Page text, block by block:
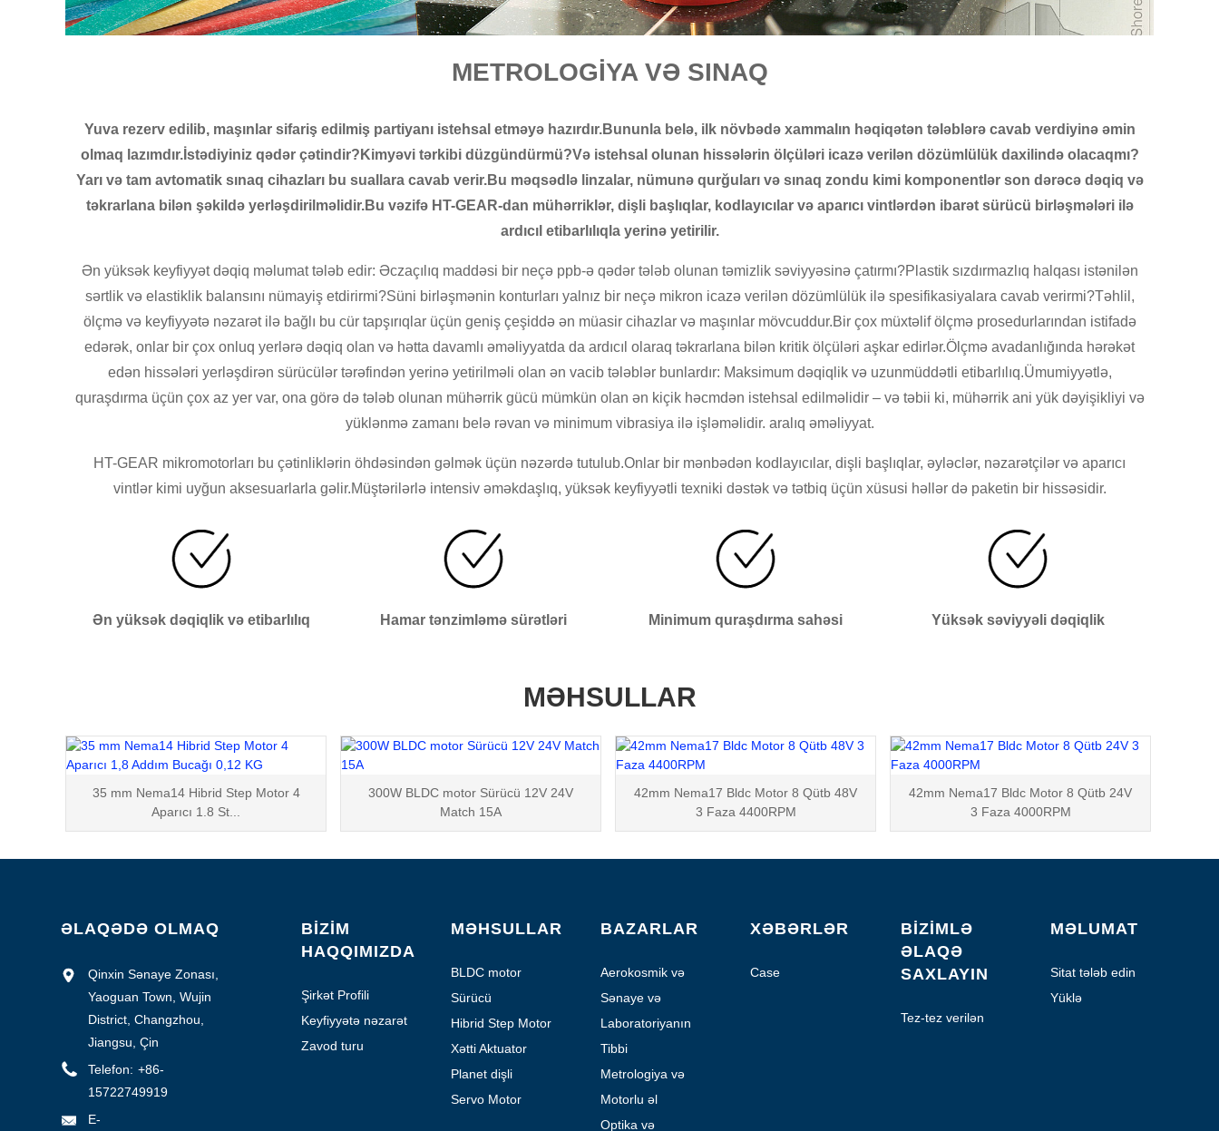
METROLOGİYA VƏ SINAQ
Yuva rezerv edilib, maşınlar sifariş edilmiş partiyanı istehsal etməyə hazırdır.Bununla belə, ilk növbədə xammalın həqiqətən tələblərə cavab verdiyinə əmin
olmaq lazımdır.İstədiyiniz qədər çətindir?Kimyəvi tərkibi düzgündürmü?Və istehsal olunan hissələrin ölçüləri icazə verilən dözümlülük daxilində olacaqmı?
Yarı və tam avtomatik sınaq cihazları bu suallara cavab verir.Bu məqsədlə linzalar, nümunə qurğuları və sınaq zondu kimi komponentlər son dərəcə dəqiq və
təkrarlana bilən şəkildə yerləşdirilməlidir.Bu vəzifə HT-GEAR-dan mühərriklər, dişli başlıqlar, kodlayıcılar və aparıcı vintlərdən ibarət sürücü birləşmələri ilə
ardıcıl etibarlılıqla yerinə yetirilir.
Ən yüksək keyfiyyət dəqiq məlumat tələb edir: Əczaçılıq maddəsi bir neçə ppb-ə qədər tələb olunan təmizlik səviyyəsinə çatırmı?Plastik sızdırmazlıq halqası istənilən
sərtlik və elastiklik balansını nümayiş etdirirmi?Süni birləşmənin konturları yalnız bir neçə mikron icazə verilən dözümlülük ilə spesifikasiyalara cavab verirmi?Təhlil,
ölçmə və keyfiyyətə nəzarət ilə bağlı bu cür tapşırıqlar üçün geniş çeşiddə ən müasir cihazlar və maşınlar mövcuddur.Bir çox müxtəlif ölçmə prosedurlarından istifadə
edərək, onlar bir çox onluq yerlərə dəqiq olan və hətta davamlı əməliyyatda da ardıcıl olaraq təkrarlana bilən kritik ölçüləri aşkar edirlər.Ölçmə avadanlığında hərəkət
edən hissələri yerləşdirən sürücülər tərəfindən yerinə yetirilməli olan ən vacib tələblər bunlardır: Maksimum dəqiqlik və uzunmüddətli etibarlılıq.Ümumiyyətlə,
quraşdırma üçün çox az yer var, ona görə də tələb olunan mühərrik gücü mümkün olan ən kiçik həcmdən istehsal edilməlidir – və təbii ki, mühərrik ani yük dəyişikliyi və
yüklənmə zamanı belə rəvan və minimum vibrasiya ilə işləməlidir. aralıq əməliyyat.
HT-GEAR mikromotorları bu çətinliklərin öhdəsindən gəlmək üçün nəzərdə tutulub.Onlar bir mənbədən kodlayıcılar, dişli başlıqlar, əyləclər, nəzarətçilər və aparıcı
vintlər kimi uyğun aksesuarlarla gəlir.Müştərilərlə intensiv əməkdaşlıq, yüksək keyfiyyətli texniki dəstək və tətbiq üçün xüsusi həllər də paketin bir hissəsidir.
Ən yüksək dəqiqlik və etibarlılıq Hamar tənzimləmə sürətləri Minimum quraşdırma sahəsi Yüksək səviyyəli dəqiqlik
MƏHSULLAR
35 mm Nema14 Hibrid Step Motor 4
Aparıcı 1.8 St...
300W BLDC motor Sürücü 12V 24V
Match 15A
42mm Nema17 Bldc Motor 8 Qütb 48V
3 Faza 4400RPM
42mm Nema17 Bldc Motor 8 Qütb 24V
3 Faza 4000RPM
ƏLAQƏDƏ OLMAQ
Qinxin Sənaye Zonası,
Yaoguan Town, Wujin
District, Changzhou,
Jiangsu, Çin
Telefon: +86-
15722749919
E-
BİZİM
HAQQIMIZDA
Şirkət Profili
Keyfiyyətə nəzarət
Zavod turu
MƏHSULLAR
BLDC motor
Sürücü
Hibrid Step Motor
Xətti Aktuator
Planet dişli
mühərriki
Servo Motor
BAZARLAR
Aerokosmik və
Aviasiya
Sənaye və
Avtomatlaşdırma
Laboratoriyanın
avtomatlaşdırılması
Tibbi
Metrologiya və
Sınaq
Motorlu əl
cihazları
Optika və
XƏBƏRLƏR
Case
BIZIMLƏ
ƏLAQƏ
SAXLAYIN
Tez-tez verilən
MƏLUMAT
Sitat tələb edin
Yüklə